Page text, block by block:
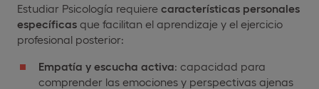
Estudiar Psicología requiere características personales
específicas que facilitan el aprendizaje y el ejercicio
profesional posterior:
Empatía y escucha activa: capacidad para
comprender las emociones y perspectivas ajenas